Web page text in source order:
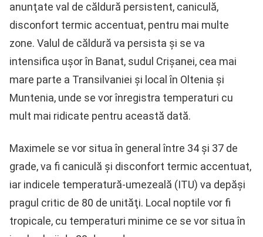
anunţate val de căldură persistent, caniculă,
disconfort termic accentuat, pentru mai multe
zone. Valul de căldură va persista şi se va
intensifica uşor în Banat, sudul Crişanei, cea mai
mare parte a Transilvaniei şi local în Oltenia şi
Muntenia, unde se vor înregistra temperaturi cu
mult mai ridicate pentru această dată.
Maximele se vor situa în general între 34 şi 37 de
grade, va fi caniculă şi disconfort termic accentuat,
iar indicele temperatură-umezeală (ITU) va depăşi
pragul critic de 80 de unităţi. Local noptile vor fi
tropicale, cu temperaturi minime ce se vor situa în